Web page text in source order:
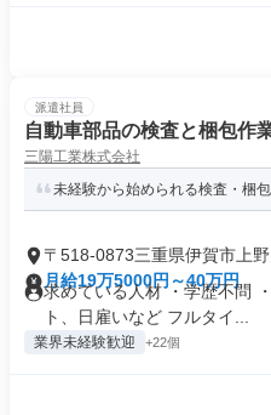
派遣社員
自動車部品の検査と梱包作
三陽工業株式会社
未経験から始められる検査・梱
〒518-0873三重県伊賀市上
月給19万5000円～40万円
求めている人材 ・学歴不問
ト、日雇いなど フルタイ...
業界未経験歓迎 +22個